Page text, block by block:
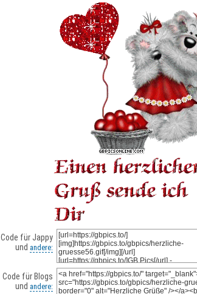
Code für Jappy
und andere:
Code für Blogs
und andere: